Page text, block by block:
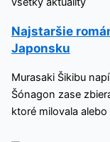
Najstaršie
Japonsku
Murasaki Šikibu
Šónagon zase
ktoré milovala alebo